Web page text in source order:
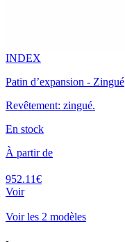
INDEX
Patin d’expansion - Zingué
Revêtement: zingué.
En stock
À partir de
952.11€
Voir
Voir les 2 modèles